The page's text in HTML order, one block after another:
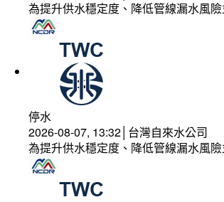
為提升供水穩定度、降低管線漏水風
停水
2026-08-07, 13:32│台灣自來水公司
為提升供水穩定度、降低管線漏水風